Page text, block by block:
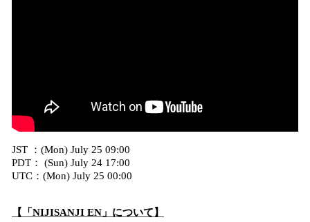
JST ：(Mon) July 25 09:00
PDT： (Sun) July 24 17:00
UTC：(Mon) July 25 00:00
【「NIJISANJI EN」について】